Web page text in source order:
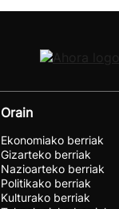
Orain
Ekonomiako berriak
Gizarteko berriak
Nazioarteko berriak
Politikako berriak
Kulturako berriak